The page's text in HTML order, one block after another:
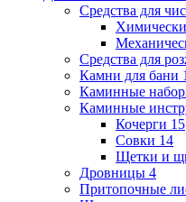
Средства для
Средства для
Камни для бани
Каминные
Каминные
Кочерги 15
Совки 14
Щетки и
Дровницы 4
Притопочные